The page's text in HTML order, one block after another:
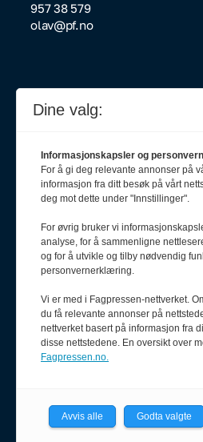
957 38 579
olav@pf.no
Henrik Haug Laursen
Annonseselger
Vidar Hovind
vidar@salgsfabrikken.no
Dine valg:
Informasjonskapsler og personvern
For å gi deg relevante annonser på
informasjon fra ditt besøk på vårt
deg mot dette under "Innstillinger".
For øvrig bruker vi
analyse, for å sammenligne
og for å utvikle og tilby nødvendig
personvernerklæring.
Vi er med i Fagpressen-nettverket.
du få relevante annonser på
nettverket basert på informasjon fra
disse nettstedene. En oversikt over
Fagpressen.no.
Avvis alle Godta valgte